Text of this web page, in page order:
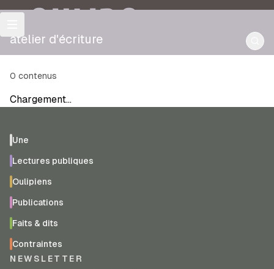
OULIPO
atelier d'écriture
0 contenus
Chargement…
Une
Lectures publiques
Oulipiens
Publications
Faits & dits
Contraintes
NEWSLETTER